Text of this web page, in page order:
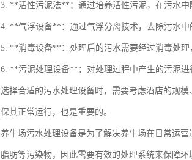
3. **活性污泥法**：通过培养活性污泥，在污水中
4. **气浮设备**：通过气浮分离技术，去除污水中
5. **消毒设备**：处理后的污水需要经过消毒处理
6. **污泥处理设备**：对处理过程中产生的污泥进
选择合适的污水处理设备时，需要考虑酒店的规
保其正常运行，也是重要的。
养牛场污水处理设备是为了解决养牛场在日常运
脂肪等污染物，因此需要有效的处理系统来保障环